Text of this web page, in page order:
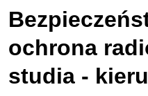
ochrona
studia -